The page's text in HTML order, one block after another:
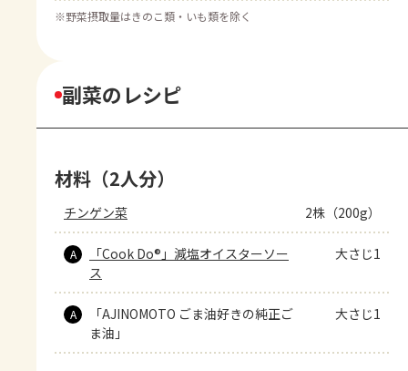
※野菜摂取量はきのこ類・いも類を除く
副菜のレシピ
材料（2人分）
チンゲン菜 2株（200g）
A
「Cook Do®」減塩オイスターソー
ス
大さじ1
A
「AJINOMOTO ごま油好きの純正ご
ま油」
大さじ1